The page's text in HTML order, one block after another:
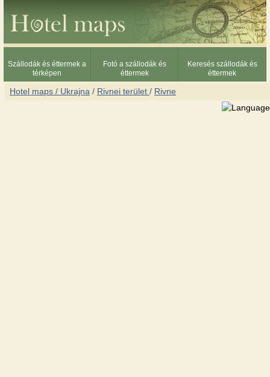
Szállodák és éttermek a
térképen
Fotó a szállodák és
éttermek
Keresés szállodák és
éttermek
Hotel maps / Ukrajna / Rivnei terület / Rivne